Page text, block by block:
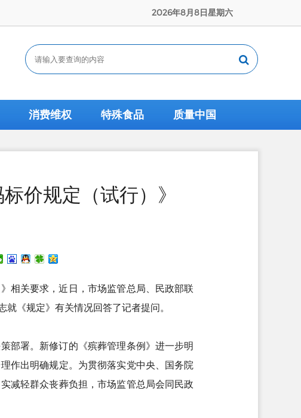
2026年8月8日星期六
消费维权 特殊食品 质量中国
价规定（试行）》
相关要求，近日，市场监管总局、民政部联
《规定》有关情况回答了记者提问。
部署。新修订的《殡葬管理条例》进一步明
作出明确规定。为贯彻落实党中央、国务院
减轻群众丧葬负担，市场监管总局会同民政